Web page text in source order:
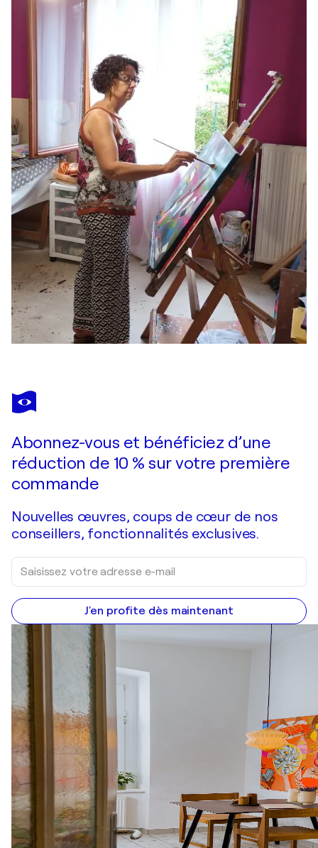
Abonnez-vous et bénéficiez d’une
réduction de 10 % sur votre première
commande
Nouvelles œuvres, coups de cœur de nos
conseillers, fonctionnalités exclusives.
J'en profite dès maintenant